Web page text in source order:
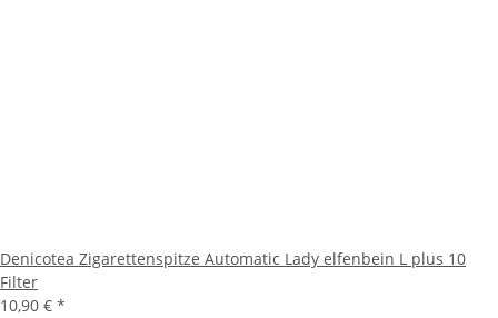
Denicotea Zigarettenspitze Automatic Lady elfenbein L plus 10
Filter
10,90 € *